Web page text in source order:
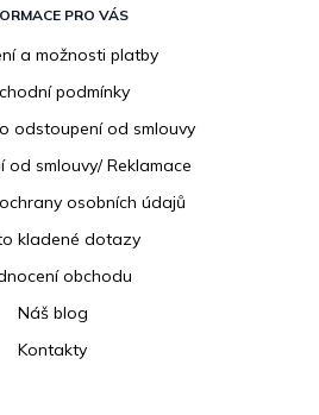
PRO VÁS
a možnosti platby
podmínky
odstoupení od smlouvy
od smlouvy/ Reklamace
osobních údajů
kladené dotazy
obchodu
Náš blog
Kontakty